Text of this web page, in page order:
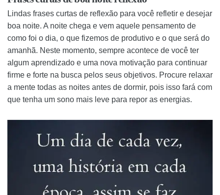
Lindas frases curtas de reflexão para você refletir e desejar
boa noite. A noite chega e vem aquele pensamento de
como foi o dia, o que fizemos de produtivo e o que será do
amanhã. Neste momento, sempre acontece de você ter
algum aprendizado e uma nova motivação para continuar
firme e forte na busca pelos seus objetivos. Procure relaxar
a mente todas as noites antes de dormir, pois isso fará com
que tenha um sono mais leve para repor as energias.